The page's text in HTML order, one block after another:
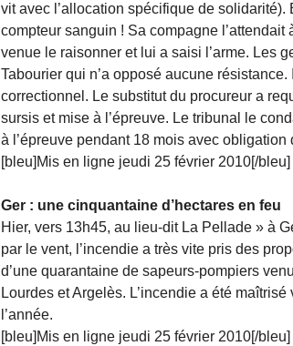
vit avec l’allocation spécifique de
compteur sanguin ! Sa compagne l’attendait
venue le raisonner et lui a saisi l’arme. Les
Tabourier qui n’a opposé aucune résistance.
correctionnel. Le substitut du procureur a
sursis et mise à l’épreuve. Le tribunal le
à l’épreuve pendant 18 mois avec obligation
[bleu]Mis en ligne jeudi 25 février 2010[/bleu]
Ger : une cinquantaine d’hectares en feu
Hier, vers 13h45, au lieu-dit La Pellade » à
par le vent, l’incendie a très vite pris des
d’une quarantaine de sapeurs-pompiers
Lourdes et Argelès. L’incendie a été
l’année.
[bleu]Mis en ligne jeudi 25 février 2010[/bleu]